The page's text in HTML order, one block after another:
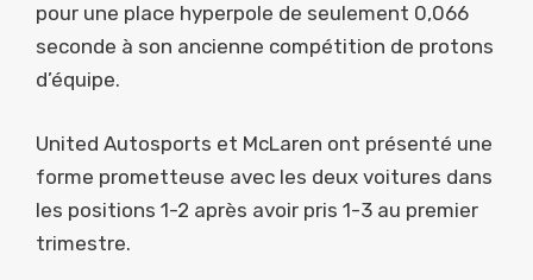
pour une place hyperpole de seulement 0,066
seconde à son ancienne compétition de protons
d’équipe.
United Autosports et McLaren ont présenté une
forme prometteuse avec les deux voitures dans
les positions 1-2 après avoir pris 1-3 au premier
trimestre.